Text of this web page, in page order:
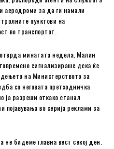
аеродроми за да ги намали
пунктови на
во транспортот.
минатата недела, Малин
сигнализираше дека ќе
на Министерството за
со неговата претходничка
ја разреши откако станал
во серија реклами за
не бидеме главна вест секој ден.